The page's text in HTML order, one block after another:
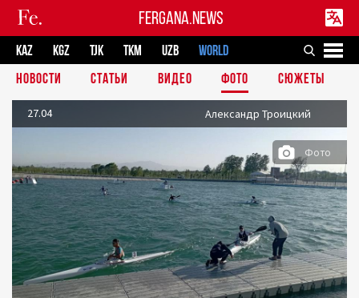
FERGANA.NEWS
KAZ KGZ TJK TKM UZB
WORLD
НОВОСТИ
СТАТЬИ ВИДЕО ФОТО СЮЖЕТЫ
27.04 Александр Троицкий
Фото